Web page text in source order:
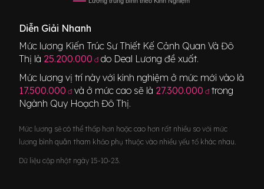
Diễn Giải Nhanh
Mức lương Kiến Trúc Sư Thiết Kế Cảnh Quan Và Đô
Thị là 25.200.000 đdo Deal Lương đề xuất.
Mức lương vị trí này với kinh nghiệm ở mức mới vào là
17.500.000 đ và ở mức cao sẽ là 27.300.000 đ trong
Ngành Quy Hoạch Đô Thị.
Mức lương sẽ có thể thấp hơn hoặc cao hơn rất nhiều so với mức
lương bình quân tham khảo phụ thuộc vào nhiều yếu tố khác nhau.
Dữ liệu cập nhật ngày 15-10-23.